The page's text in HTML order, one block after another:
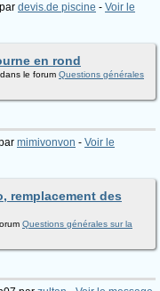
devis.de piscine - Voir le
en rond
le forum Questions générales
mimivonvon - Voir le
remplacement des
Questions générales sur la